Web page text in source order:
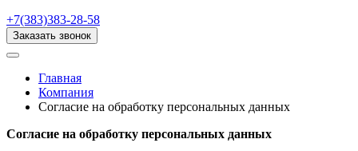
+7(383)383-28-58
Заказать звонок
Главная
Компания
Согласие на обработку персональных данных
Согласие на обработку персональных данных